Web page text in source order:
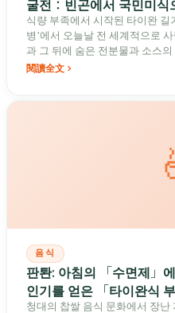
굴전：빈곤에서 국민미
식량 부족에서 시작된 타이완 길
병’에서 오늘날 전 세계적으로
과 그 뒤에 숨은 전분물과 소스
閱讀全文
음식
판퇀: 아침의 「수면제」
인기를 얻은 「타이완식
청대의 찹쌀 음식 문화에서 장난